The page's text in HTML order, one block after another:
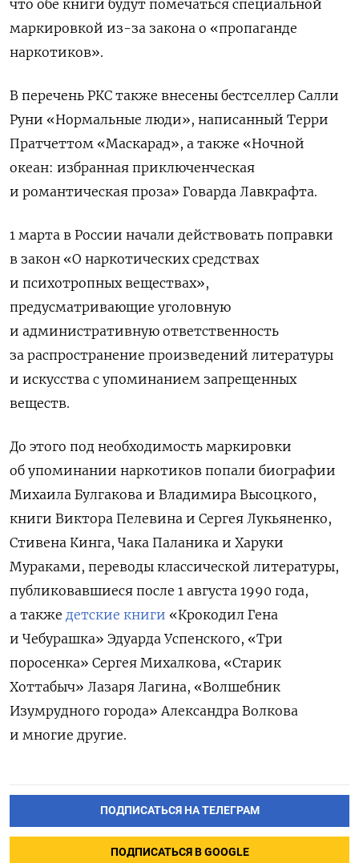
что обе книги будут помечаться специальной
маркировкой из-за закона о «пропаганде
наркотиков».
В перечень РКС также внесены бестселлер Салли
Руни «Нормальные люди», написанный Терри
Пратчеттом «Маскарад», а также «Ночной
океан: избранная приключенческая
и романтическая проза» Говарда Лавкрафта.
1 марта в России начали действовать поправки
в закон «О наркотических средствах
и психотропных веществах»,
предусматривающие уголовную
и административную ответственность
за распространение произведений литературы
и искусства с упоминанием запрещенных
веществ.
До этого под необходимость маркировки
об упоминании наркотиков попали биографии
Михаила Булгакова и Владимира Высоцкого,
книги Виктора Пелевина и Сергея Лукьяненко,
Стивена Кинга, Чака Паланика и Харуки
Мураками, переводы классической литературы,
публиковавшиеся после 1 августа 1990 года,
а также детские книги «Крокодил Гена
и Чебурашка» Эдуарда Успенского, «Три
поросенка» Сергея Михалкова, «Старик
Хоттабыч» Лазаря Лагина, «Волшебник
Изумрудного города» Александра Волкова
и многие другие.
ПОДПИСАТЬСЯ НА ТЕЛЕГРАМ
ПОДПИСАТЬСЯ В GOOGLE